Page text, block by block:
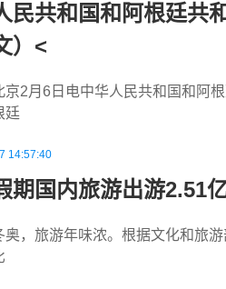
民共和国和阿根廷共
）<
京2月6日电中华人民共和国和阿
廷
14:57:40
期国内旅游出游2.51
奥，旅游年味浓。根据文化和旅